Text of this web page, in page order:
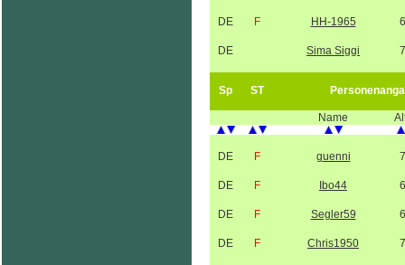
DE F HH-1965
DE Sima Siggi
Sp ST
Name
DE F guenni
DE F Ibo44
DE F Segler59
DE F Chris1950